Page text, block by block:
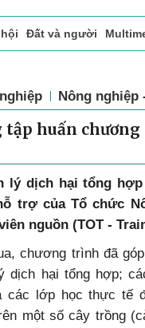
Đất và người
Nông nghiệp
tập huấn
lý dịch hại tổng
trợ của Tổ chức
nguồn (TOT -
chương trình đã
dịch hại tổng hợp;
các lớp học thực tế
một số cây trồng